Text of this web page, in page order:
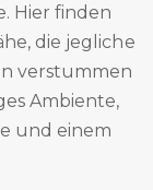
Hier finden
die jegliche
verstummen
Ambiente,
und einem